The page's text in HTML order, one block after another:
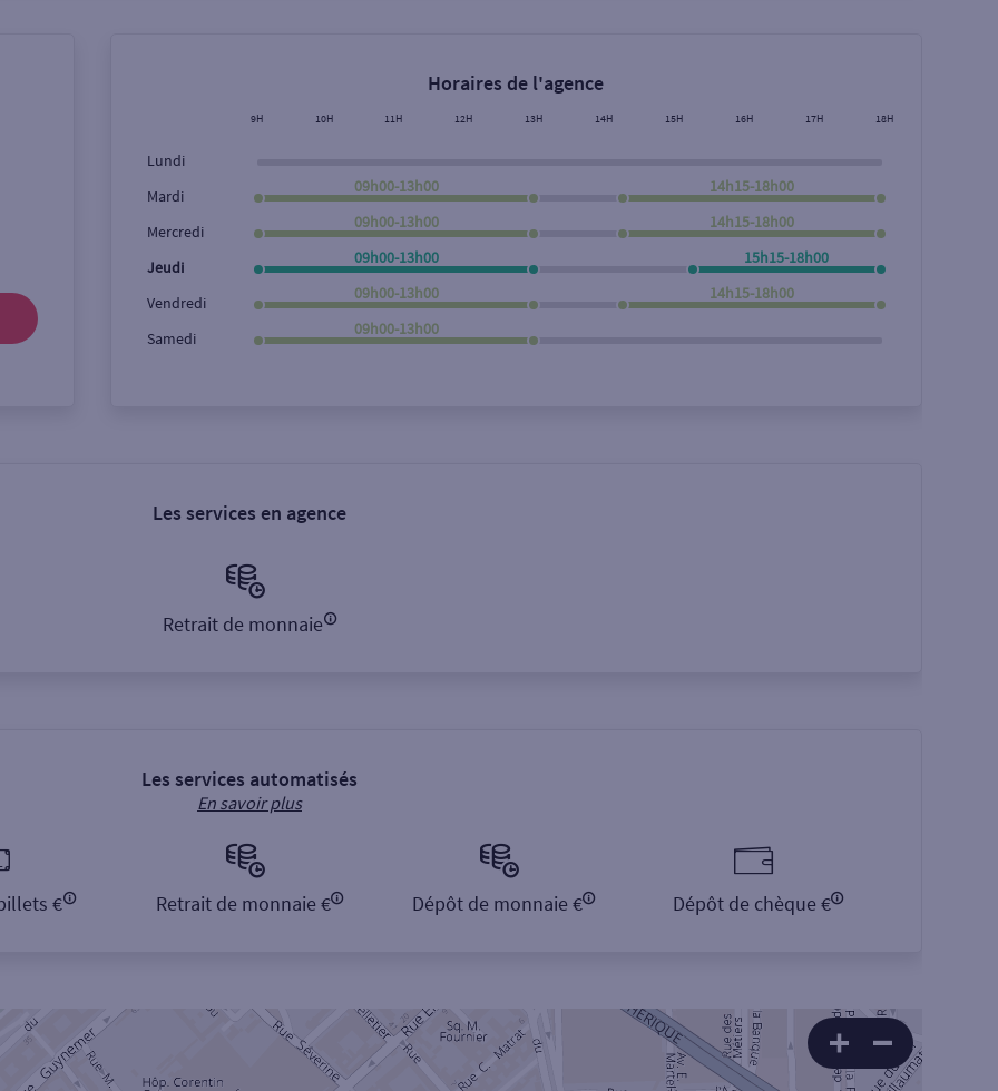
Horaires de l'agence
9H 10H 11H 12H 13H 14H 15H 16H 17H 18H
Lundi
Mardi
09h00-13h00 14h15-18h00
Mercredi
09h00-13h00 14h15-18h00
Jeudi
09h00-13h00 15h15-18h00
Vendredi
09h00-13h00 14h15-18h00
Samedi
09h00-13h00
Les services en agence
Retrait de monnaie
Les services automatisés
En savoir plus
€ Retrait de monnaie € Dépôt de monnaie € Dépôt de chèque €